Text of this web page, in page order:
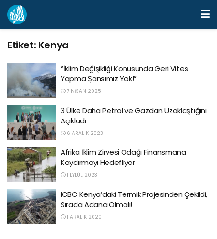
Etiket: Kenya
“İklim Değişikliği Konusunda Geri Vites
Yapma Şansımız Yok!”
7 NISAN 2025
3 Ülke Daha Petrol ve Gazdan Uzaklaştığını
Açıkladı
6 ARALIK 2023
Afrika İklim Zirvesi Odağı Finansmana
Kaydırmayı Hedefliyor
1 EYLÜL 2023
ICBC Kenya’daki Termik Projesinden Çekildi,
Sırada Adana Olmalı!
1 ARALIK 2020